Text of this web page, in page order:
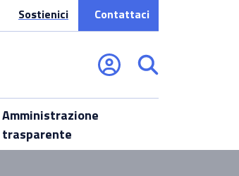
Sostienici Contattaci
Amministrazione
trasparente